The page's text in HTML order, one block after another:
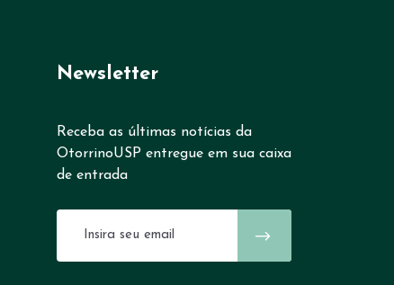
Newsletter
Receba as últimas notícias da
OtorrinoUSP entregue em sua caixa
de entrada